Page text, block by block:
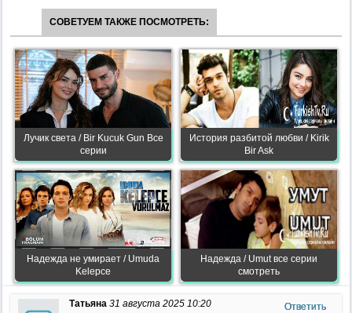
СОВЕТУЕМ ТАКЖЕ ПОСМОТРЕТЬ:
Лучик света / Bir Kucuk Gun Все
серии
История разбитой любви / Kirik
Bir Ask
Надежда не умирает / Umuda
Kelepce
Надежда / Umut все серии
смотреть
Татьяна 31 августа 2025 10:20 Ответить